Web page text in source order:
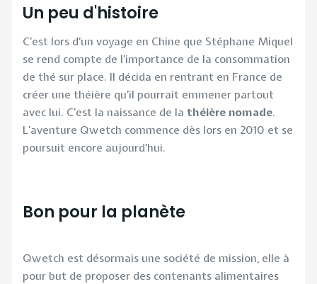
Un peu d'histoire
C’est lors d’un voyage en Chine que Stéphane Miquel
se rend compte de l’importance de la consommation
de thé sur place. Il décida en rentrant en France de
créer une théière qu’il pourrait emmener partout
avec lui. C’est la naissance de la théière nomade.
L’aventure Qwetch commence dès lors en 2010 et se
poursuit encore aujourd’hui.
Bon pour la planète
Qwetch est désormais une société de mission, elle à
pour but de proposer des contenants alimentaires